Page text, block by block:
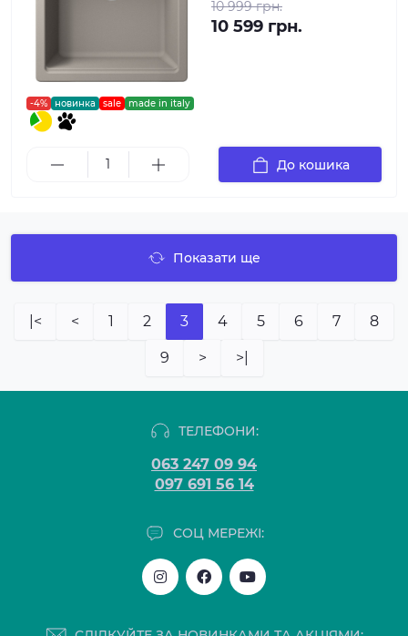
-4% новинка sale made in italy
10 999 грн.
10 599 грн.
До кошика
Показати ще
|< < 1 2 3 4 5 6 7 8
9 > >|
ТЕЛЕФОНИ:
063 247 09 94
097 691 56 14
СОЦ МЕРЕЖІ: